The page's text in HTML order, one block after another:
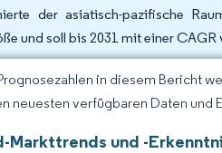
der asiatisch-pazifische
und soll bis 2031 mit einer CAGR
in diesem Bericht
neuesten verfügbaren Daten und
und -